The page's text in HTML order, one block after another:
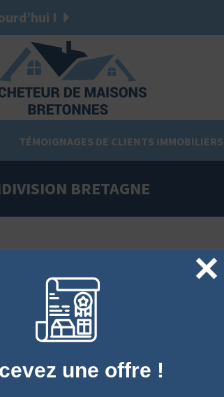
!
TÉMOIGNAGES DE CLIENTS IMMOBILIERS
BRETAGNE
une offre !